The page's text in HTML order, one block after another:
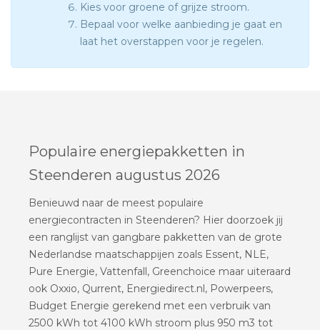
Kies voor groene of grijze stroom.
Bepaal voor welke aanbieding je gaat en
laat het overstappen voor je regelen.
Populaire energiepakketten in
Steenderen augustus 2026
Benieuwd naar de meest populaire
energiecontracten in Steenderen? Hier doorzoek jij
een ranglijst van gangbare pakketten van de grote
Nederlandse maatschappijen zoals Essent, NLE,
Pure Energie, Vattenfall, Greenchoice maar uiteraard
ook Oxxio, Qurrent, Energiedirect.nl, Powerpeers,
Budget Energie gerekend met een verbruik van
2500 kWh tot 4100 kWh stroom plus 950 m3 tot